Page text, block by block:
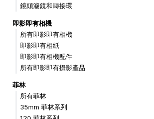
鏡頭濾鏡和轉接環
即影即有相機
所有即影即有相機
即影即有相紙
即影即有相機配件
所有即影即有攝影產品
菲林
所有菲林
35mm 菲林系列